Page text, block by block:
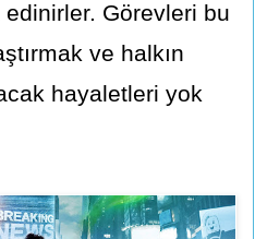
edinirler. Görevleri bu
ve halkın
hayaletleri yok